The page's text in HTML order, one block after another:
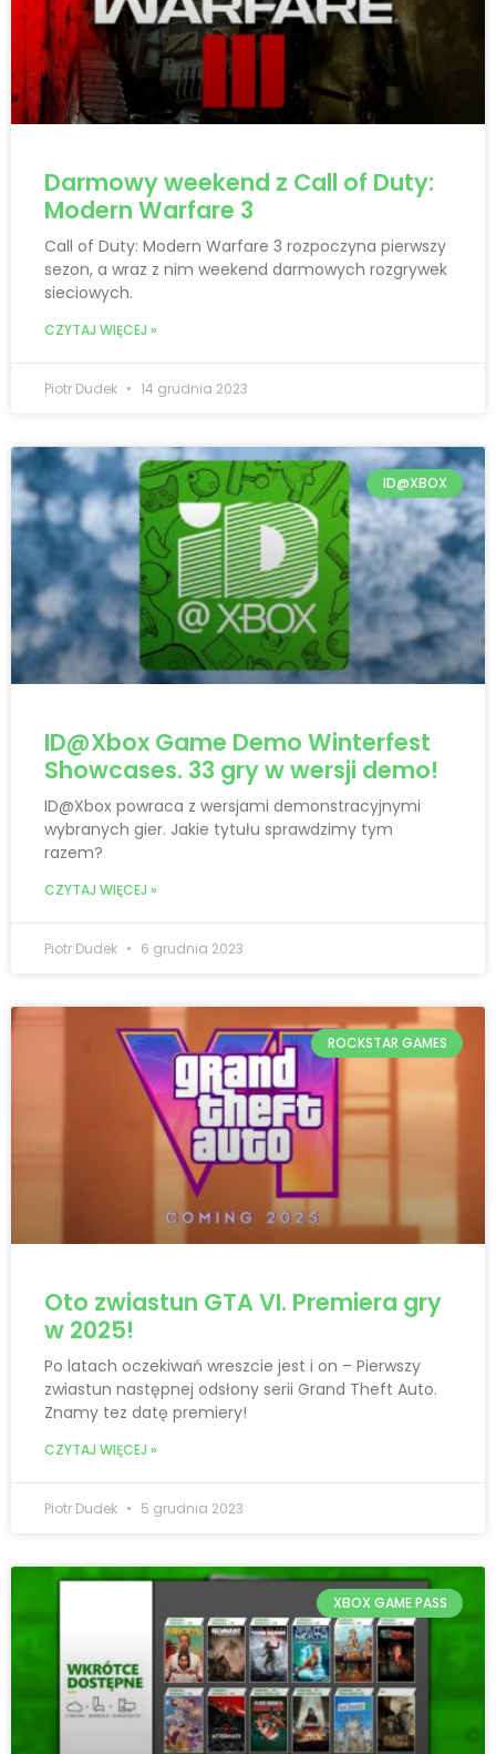
Darmowy weekend z Call of Duty:
Modern Warfare 3
Call of Duty: Modern Warfare 3 rozpoczyna pierwszy
sezon, a wraz z nim weekend darmowych rozgrywek
sieciowych.
CZYTAJ WIĘCEJ »
Piotr Dudek 14 grudnia 2023
ID@XBOX
ID@Xbox Game Demo Winterfest
Showcases. 33 gry w wersji demo!
ID@Xbox powraca z wersjami demonstracyjnymi
wybranych gier. Jakie tytułu sprawdzimy tym
razem?
CZYTAJ WIĘCEJ »
Piotr Dudek 6 grudnia 2023
ROCKSTAR GAMES
Oto zwiastun GTA VI. Premiera gry
w 2025!
Po latach oczekiwań wreszcie jest i on – Pierwszy
zwiastun następnej odsłony serii Grand Theft Auto.
Znamy tez datę premiery!
CZYTAJ WIĘCEJ »
Piotr Dudek 5 grudnia 2023
XBOX GAME PASS